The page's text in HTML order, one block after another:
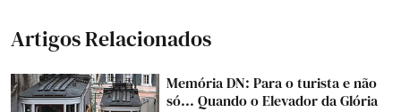
Artigos Relacionados
Memória DN: Para o turista e não
só... Quando o Elevador da Glória